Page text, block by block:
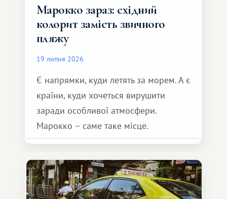
Марокко зараз: східний
колорит замість звичного
пляжу
19 липня 2026
Є напрямки, куди летять за морем. А є
країни, куди хочеться вирушити
заради особливої ​​атмосфери.
Марокко – саме таке місце.